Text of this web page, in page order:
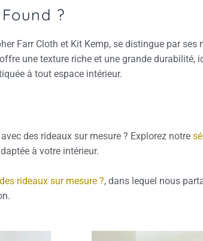
?
Farr Cloth et Kit Kemp, se distingue par
une texture riche et une grande durabilité,
à tout espace intérieur.
des rideaux sur mesure ? Explorez notre
à votre intérieur.
rideaux sur mesure ?, dans lequel nous